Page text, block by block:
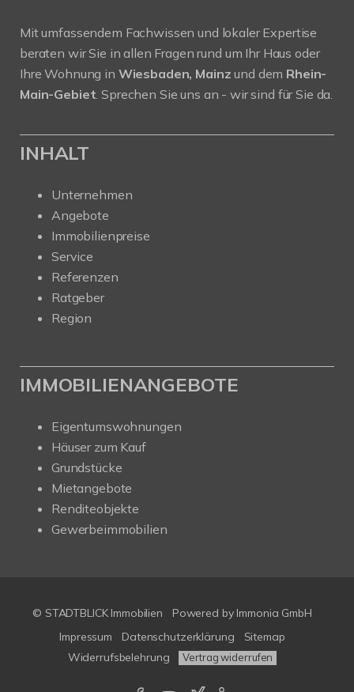
Mit umfassendem Fachwissen und lokaler Expertise
beraten wir Sie in allen Fragen rund um Ihr Haus oder
Ihre Wohnung in Wiesbaden, Mainzund dem Rhein-
Main-Gebiet. Sprechen Sie uns an - wir sind für Sie da.
INHALT
Unternehmen
Angebote
Immobilienpreise
Service
Referenzen
Ratgeber
Region
IMMOBILIENANGEBOTE
Eigentumswohnungen
Häuser zum Kauf
Grundstücke
Mietangebote
Renditeobjekte
Gewerbeimmobilien
© STADTBLICK Immobilien Powered by Immonia GmbH
Impressum
Datenschutzerklärung
Sitemap
Widerrufsbelehrung
Vertrag widerrufen